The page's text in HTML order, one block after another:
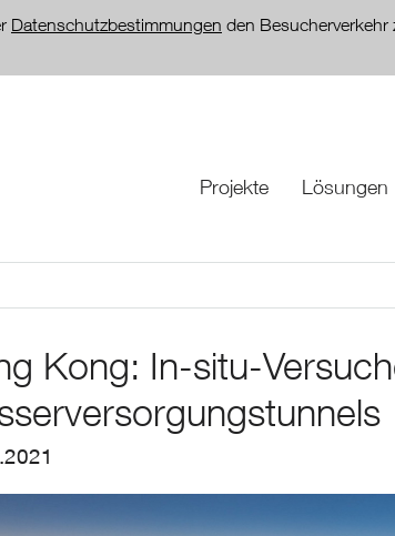
Datenschutzbestimmungen den Besucherverkehr
Projekte Lösungen
Kong: In-situ-